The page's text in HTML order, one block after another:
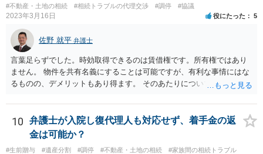
#不動産・土地の相続 #相続トラブルの代理交渉 #調停 #協議
2023年3月16日 役にたった 5
佐野 就平 弁護士
言葉足らずでした。時効取得できるのは賃借権です。所有権ではあり
ません。 物件を共有名義にすることは可能ですが、有利な事情にはな
るものの、デメリットもあり得ます。 そのあたりについては、お近く
10
弁護士が入院し復代理人も対応せず、着手金の返
金は可能か？
#生前贈与 #遺産分割 #調停 #不動産・土地の相続
#家族間の相続トラブル